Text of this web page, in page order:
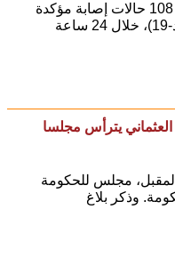
طنجاوي أعلنت وزارة الصحة تسجيل 108 حالات إصابة مؤكدة
يترأس مجلسا
يوم الخميس (3 يونيو) المقبل، مجلس للحكومة
وذكر بلاغ